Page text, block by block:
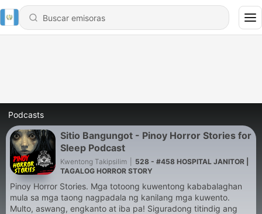
Podcasts
Sitio Bangungot - Pinoy Horror Stories for
Sleep Podcast
Kwentong Takipsilim
528 - #458 HOSPITAL JANITOR |
TAGALOG HORROR STORY
Pinoy Horror Stories. Mga totoong kuwentong kababalaghan
mula sa mga taong nagpadala ng kanilang mga kuwento.
Multo, aswang, engkanto at iba pa! Siguradong titindig ang